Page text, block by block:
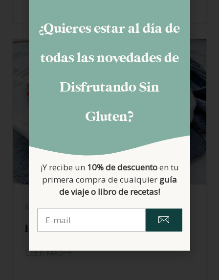
15/02/2021
Pimientos rellenos de carne
LEER MÁS
¿Quieres estar al día de
todas las novedades de
Disfrutando Sin
Gluten?
¡Y recibe un 10% de descuentoen tu
primera compra de cualquier guía
de viaje o libro de recetas!